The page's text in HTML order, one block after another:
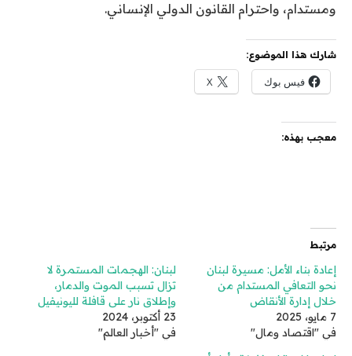
ومستدام، واحترام القانون الدولي الإنساني.
شارك هذا الموضوع:
فيس بوك X
معجب بهذه:
مرتبط
إعادة بناء الأمل: مسيرة لبنان
نحو التعافي المستدام من
خلال إدارة الأنقاض
7 مايو، 2025
في "اقتصاد ومال"
لبنان: الهجمات المستمرة لا
تزال تسبب الموت والدمار،
وإطلاق نار على قافلة لليونيفيل
23 أكتوبر، 2024
في "أخبار العالم"